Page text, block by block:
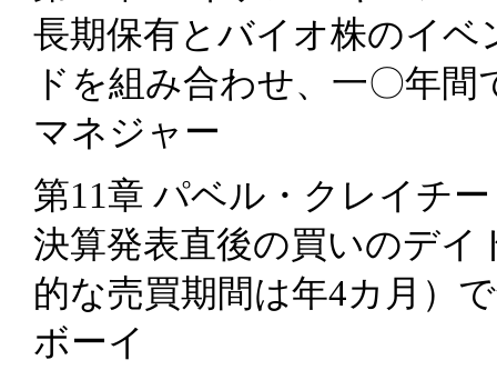
長期保有とバイオ株のイ
ドを組み合わせ、一〇年
マネジャー
第11章 パベル・クレイチー
決算発表直後の買いのデイ
的な売買期間は年4カ月）
ボーイ